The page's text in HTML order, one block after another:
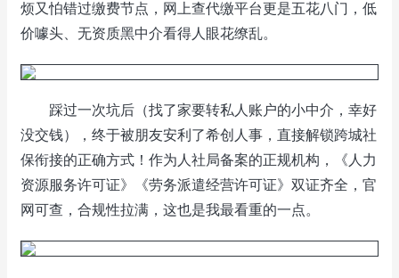
烦又怕错过缴费节点，网上查代缴平台更是五花八门，低
价噱头、无资质黑中介看得人眼花缭乱。
踩过一次坑后（找了家要转私人账户的小中介，幸好
没交钱），终于被朋友安利了希创人事，直接解锁跨城社
保衔接的正确方式！作为人社局备案的正规机构，《人力
资源服务许可证》《劳务派遣经营许可证》双证齐全，官
网可查，合规性拉满，这也是我最看重的一点。